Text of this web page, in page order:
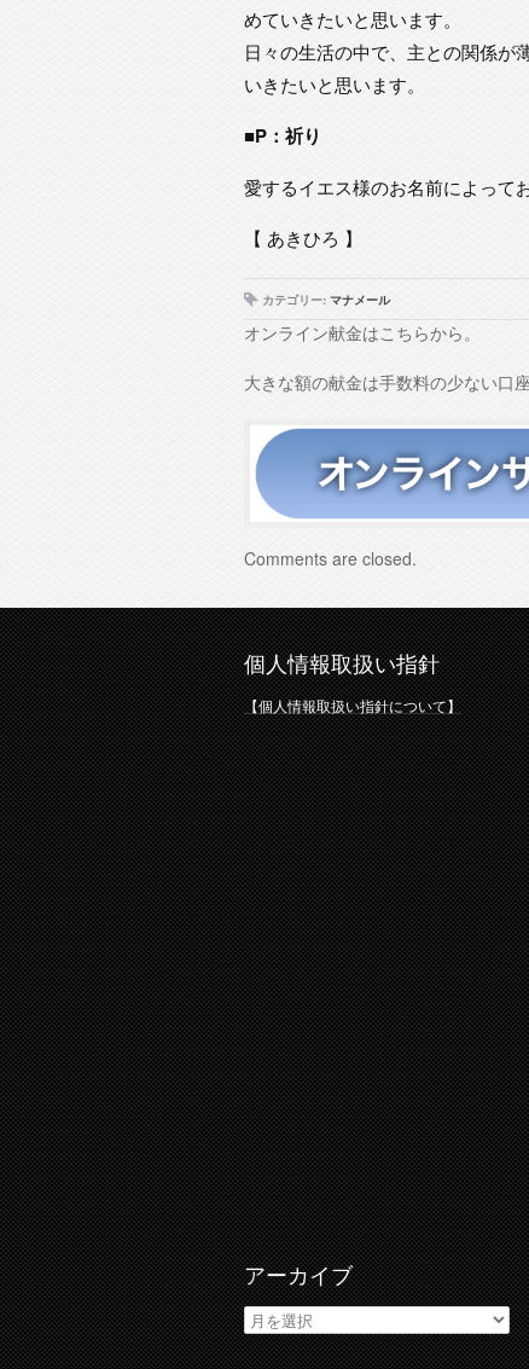
めていきたいと思います。
日々の生活の中で、主との関係が
いきたいと思います。
■P：祈り
愛するイエス様のお名前によって
【 あきひろ 】
カテゴリー: マナメール
オンライン献金はこちらから。
大きな額の献金は手数料の少ない口
Comments are closed.
個人情報取扱い指針
【個人情報取扱い指針について】
アーカイブ
ア
ー
カ